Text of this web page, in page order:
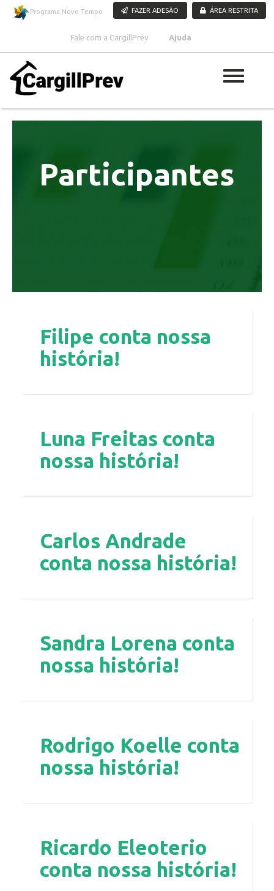
Pular para o conteúdo
Programa Novo Tempo FAZER ADESÃO ÁREA RESTRITA
Fale com a CargillPrev Ajuda
Participantes
Filipe conta nossa
história!
Luna Freitas conta
nossa história!
Carlos Andrade
conta nossa história!
Sandra Lorena conta
nossa história!
Rodrigo Koelle conta
nossa história!
Ricardo Eleoterio
conta nossa história!